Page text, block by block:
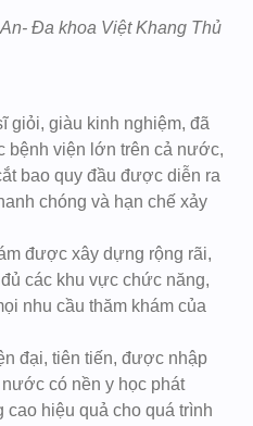
Đa khoa Việt Khang Thủ
giỏi, giàu kinh nghiệm, đã
bệnh viện lớn trên cả nước,
bao quy đầu được diễn ra
chóng và hạn chế xảy
được xây dựng rộng rãi,
các khu vực chức năng,
nhu cầu thăm khám của
đại, tiên tiến, được nhập
có nền y học phát
cao hiệu quả cho quá trình